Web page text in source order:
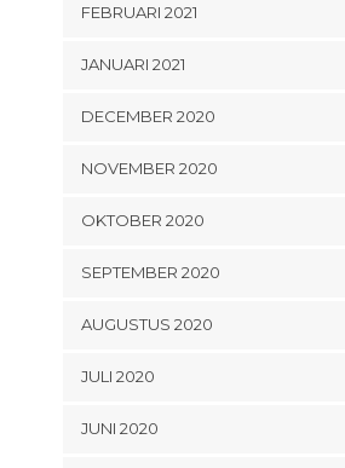
FEBRUARI 2021
JANUARI 2021
DECEMBER 2020
NOVEMBER 2020
OKTOBER 2020
SEPTEMBER 2020
AUGUSTUS 2020
JULI 2020
JUNI 2020